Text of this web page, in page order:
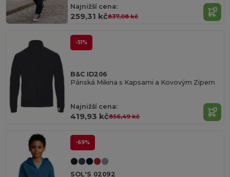
Najnižší cena:
259,31 kč837,08 kč
-51%
B&C ID206
Pánská Mikina s Kapsami a Kovovým Zipem
Najnižší cena:
419,93 kč856,49 kč
-69%
SOL'S 02092